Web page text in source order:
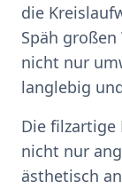
die
Späh
nicht nur
langlebig
Die filzartige
nicht nur
ästhetisch